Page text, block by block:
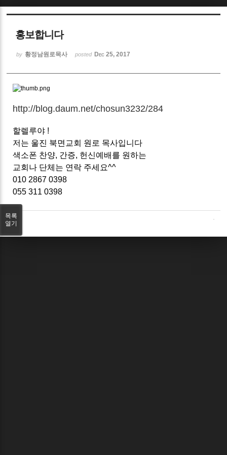
홍보합니다
by 황정남원로목사 posted Dec 25, 2017
http://blog.daum.net/chosun3232/284
할렐루야 !
저는 울진 북면교회 원로 목사입니다
색소폰 찬양, 간증, 헌신예배를 원하는
교회나 단체는 연락 주세요^^
010 2867 0398
055 311 0398
목록
열기
Sketchbook5, 스케치북5
Sketchbook5, 스케치북5